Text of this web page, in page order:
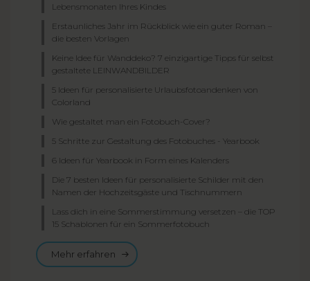
Lebensmonaten Ihres Kindes
Erstaunliches Jahr im Rückblick wie ein guter Roman –
die besten Vorlagen
Keine Idee für Wanddeko? 7 einzigartige Tipps für selbst
gestaltete LEINWANDBILDER
5 Ideen für personalisierte Urlaubsfotoandenken von
Colorland
Wie gestaltet man ein Fotobuch-Cover?
5 Schritte zur Gestaltung des Fotobuches - Yearbook
6 Ideen für Yearbook in Form eines Kalenders
Die 7 besten Ideen für personalisierte Schilder mit den
Namen der Hochzeitsgäste und Tischnummern
Lass dich in eine Sommerstimmung versetzen – die TOP
15 Schablonen für ein Sommerfotobuch
Mehr erfahren